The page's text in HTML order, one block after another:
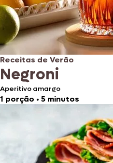
Receitas de Verão
Negroni
Aperitivo amargo
1 porção • 5 minutos